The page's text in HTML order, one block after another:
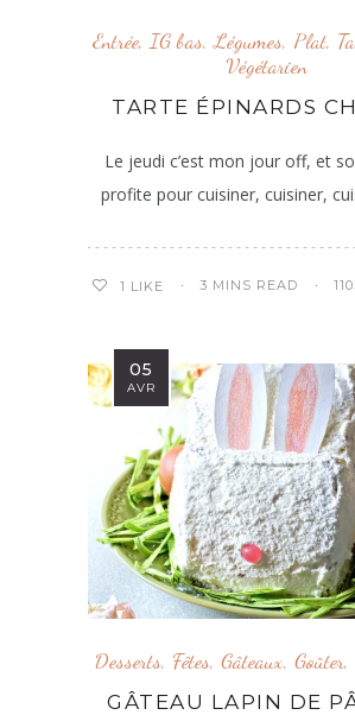
Entrée, IG bas,Légumes, Plat,
Végétarien
TARTE ÉPINARDS
Le jeudi c’est mon jour off, et
profite pour cuisiner, cuisiner,
1 LIKE 3 MINS READ
05
AVR
Desserts, Fêtes, Gâteaux, Goûter,
GÂTEAU LAPIN DE